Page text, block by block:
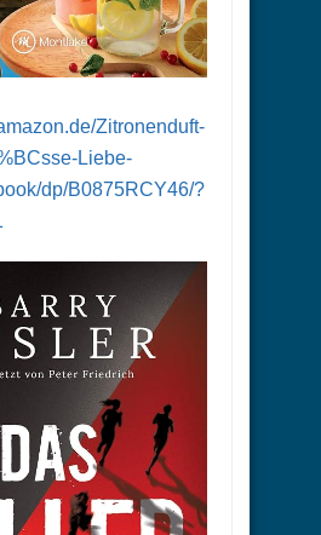
Zitronenduft-
Liebe-
dp/B0875RCY46/?